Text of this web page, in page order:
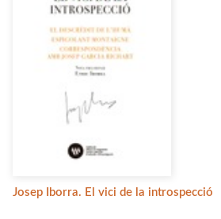
Josep Iborra. El vici de la introspecció